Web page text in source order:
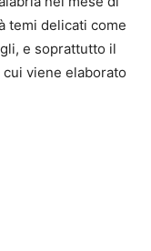
temi delicati come
e soprattutto il
viene elaborato